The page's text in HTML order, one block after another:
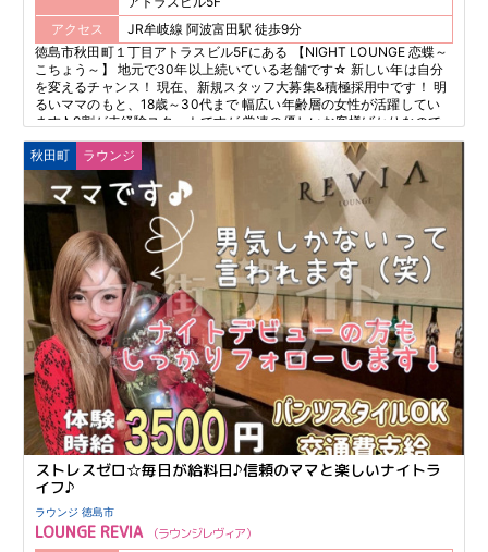
アクセス
JR牟岐線 阿波富田駅 徒歩9分
徳島市秋田町１丁目アトラスビル5Fにある 【NIGHT LOUNGE 恋蝶～
こちょう～】 地元で30年以上続いている老舗です☆ 新しい年は自分
を変えるチャンス！ 現在、新規スタッフ大募集&積極採用中です！ 明
るいママのもと、18歳～30代まで 幅広い年齢層の女性が活躍してい
ます♪ 9割が未経験スタートですが 常連の優しいお客様ばかりなので
『働きやすい』とみんなが言ってくれます！ ぜひ一緒に頑張りましょ
う♪
秋田町 ラウンジ
ストレスゼロ☆毎日が給料日♪信頼のママと楽しいナイトラ
イフ♪
ラウンジ 徳島市
LOUNGE REVIA ラウンジレヴィア